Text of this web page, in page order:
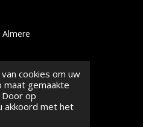
cookies om uw
gemaakte
op
akkoord met het
Almere
Print Huisje